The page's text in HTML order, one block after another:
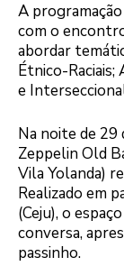
A
com o
abordar
Étnico-
e
Na noite de 29
Zeppelin Old
Vila Yolanda)
Realizado em
(Ceju), o
conversa,
passinho.